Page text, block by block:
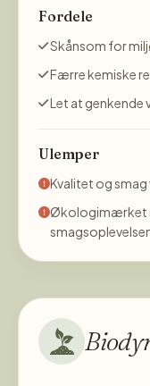
Fordele
Skånsom for
Færre kemiske
Let at
Ulemper
Kvalitet og
Økologimærket